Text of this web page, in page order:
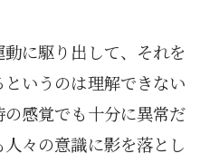
に駆り出して、それを
いうのは理解できない
感覚でも十分に異常だ
々の意識に影を落とし